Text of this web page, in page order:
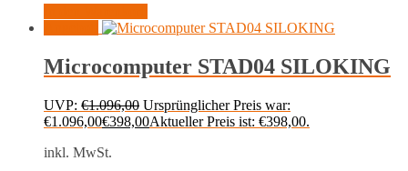
Microcomputer STAD04 SILOKING
UVP: €1.096,00 Ursprünglicher Preis war:
€1.096,00€398,00Aktueller Preis ist: €398,00.
inkl. MwSt.